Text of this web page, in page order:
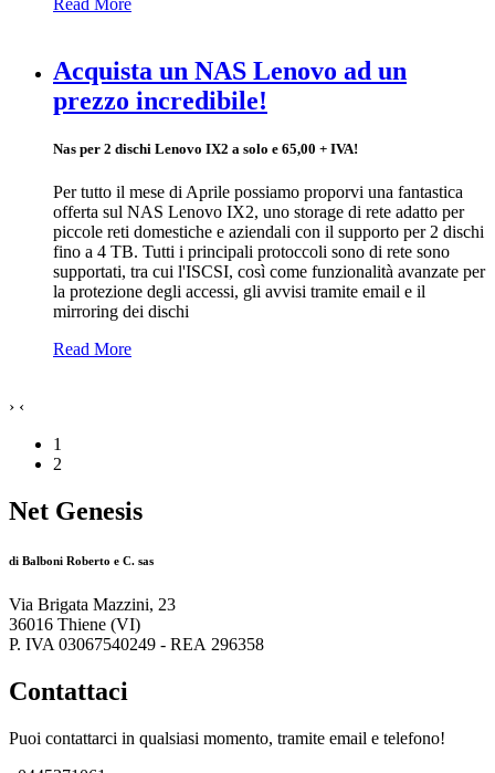
Read More
Acquista un NAS Lenovo ad un
prezzo incredibile!
Nas per 2 dischi Lenovo IX2 a solo e 65,00 + IVA!
Per tutto il mese di Aprile possiamo proporvi una fantastica
offerta sul NAS Lenovo IX2, uno storage di rete adatto per
piccole reti domestiche e aziendali con il supporto per 2 dischi
fino a 4 TB. Tutti i principali protoccoli sono di rete sono
supportati, tra cui l'ISCSI, così come funzionalità avanzate per
la protezione degli accessi, gli avvisi tramite email e il
mirroring dei dischi
Read More
› ‹
1
2
Net Genesis
di Balboni Roberto e C. sas
Via Brigata Mazzini, 23
36016 Thiene (VI)
P. IVA 03067540249 - REA 296358
Contattaci
Puoi contattarci in qualsiasi momento, tramite email e telefono!